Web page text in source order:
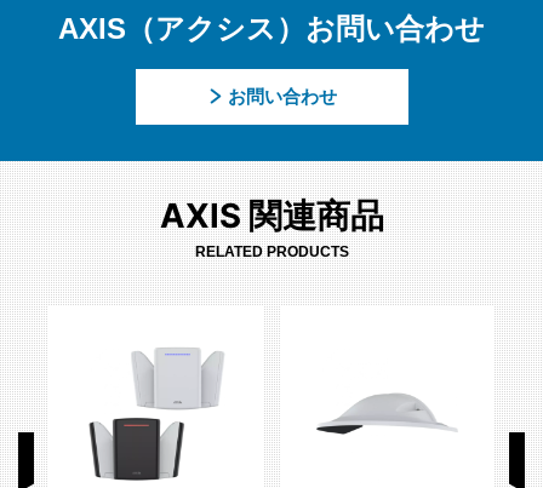
AXIS（アクシス）お問い合わせ
お問い合わせ
AXIS 関連商品
RELATED PRODUCTS